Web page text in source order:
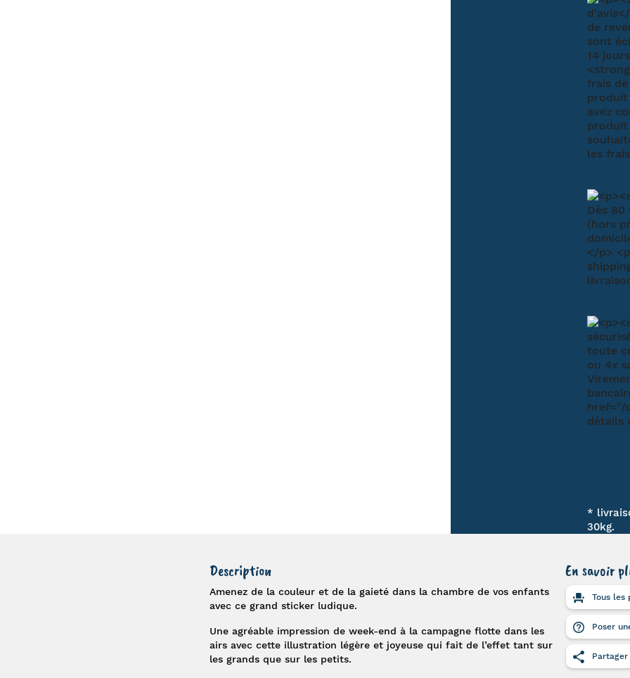
*
30kg.
Description
Amenez de la couleur et de la gaieté dans la chambre de vos enfants
avec ce grand stickerludique.
Une agréable impression de week-end à la campagne flotte dans les
airs avec cette illustration légère et joyeuse qui fait de l’effet tant sur
les grands que sur les petits.
En savoir
Tous les
Poser
Partager